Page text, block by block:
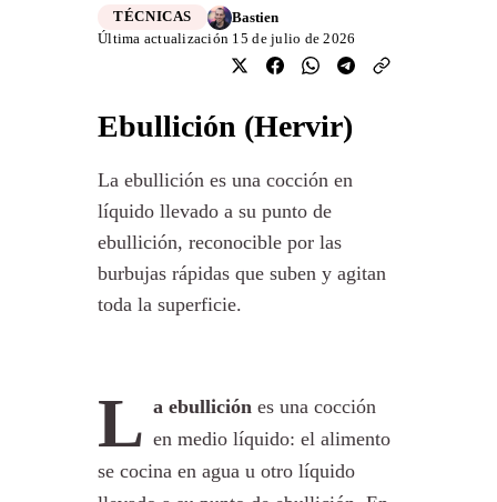
TÉCNICAS
Bastien
Última actualización 15 de julio de 2026
Ebullición (Hervir)
La ebullición es una cocción en
líquido llevado a su punto de
ebullición, reconocible por las
burbujas rápidas que suben y agitan
toda la superficie.
L a ebullición es una cocción
en medio líquido: el alimento
se cocina en agua u otro líquido